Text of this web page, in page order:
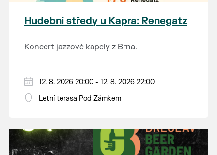
Hudební středy u Kapra: Renegatz
Koncert jazzové kapely z Brna.
12. 8. 2026 20:00 - 12. 8. 2026 22:00
Letní terasa Pod Zámkem